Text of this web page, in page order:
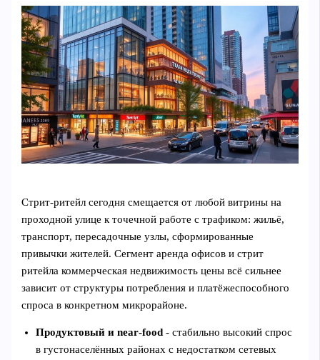
Стрит‑ритейл сегодня смещается от любой витрины на
проходной улице к точечной работе с трафиком: жильё,
транспорт, пересадочные узлы, сформированные
привычки жителей. Сегмент аренда офисов и стрит
ритейла коммерческая недвижимость цены всё сильнее
зависит от структуры потребления и платёжеспособного
спроса в конкретном микрорайоне.
Продуктовый и near‑food - стабильно высокий спрос
в густонаселённых районах с недостатком сетевых